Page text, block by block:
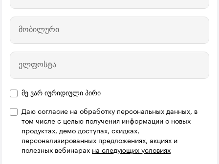
მობილური
ელფოსტა
მე ვარ იურიდიული პირი
კომპანიის დასახელება
Даю согласие на обработку персональных данных, в
том числе с целью получения информации о новых
продуктах, демо доступах, скидках,
персонализированных предложениях, акциях и
полезных вебинарах на следующих условиях